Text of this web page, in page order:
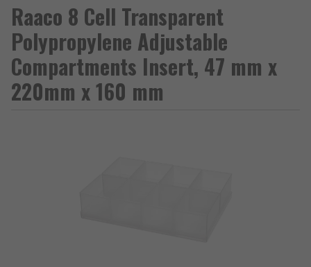
Raaco 8 Cell Transparent
Polypropylene Adjustable
Compartments Insert, 47 mm x
220mm x 160 mm